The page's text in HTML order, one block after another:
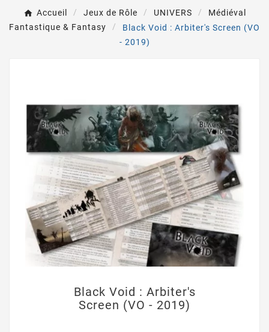
Accueil Jeux de Rôle UNIVERS
Médiéval
Fantastique & Fantasy
Black Void : Arbiter's Screen (VO
- 2019)
Black Void : Arbiter's
Screen (VO - 2019)